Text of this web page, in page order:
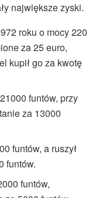
największe zyski.
roku o mocy 220
za 25 euro,
kupił go za kwotę
funtów, przy
za 13000
funtów, a ruszył
funtów.
funtów,